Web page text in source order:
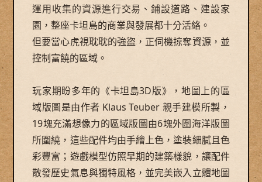
運用收集的資源進行交易、鋪設道路、建設家
園，整座卡坦島的商業與發展都十分活絡。
但要當心虎視耽耽的強盜，正伺機掠奪資源，並
控制富饒的區域。
玩家期盼多年的《卡坦島3D版》，地圖上的區
域版圖是由作者 Klaus Teuber 親手建模所製，
19塊充滿想像力的區域版圖由6塊外圍海洋版圖
所圍繞，這些配件均由手繪上色，塗裝細膩且色
彩豐富；遊戲模型仿照早期的建築樣貌，讓配件
散發歷史氣息與獨特風格，並完美嵌入立體地圖